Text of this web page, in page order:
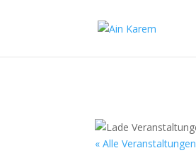
« Alle Veranstaltungen